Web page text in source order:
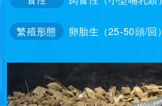
繁殖形態 卵胎生（25-50頭/回）